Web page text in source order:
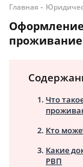
Главная -
проживание
Что
Кто
Какие
РВП